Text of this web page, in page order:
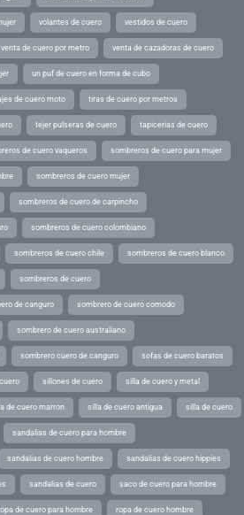
volantes de cuero vestidos de cuero
venta de cuero por metro venta de cazadoras de cuero
un puf de cuero en forma de cubo
de cuero moto tiras de cuero por metros
tejer pulseras de cuero tapicerias de cuero
de cuero vaqueros sombreros de cuero para mujer
sombreros de cuero mujer
sombreros de cuero de carpincho
sombreros de cuero colombiano
sombreros de cuero chile sombreros de cuero blanco
sombreros de cuero
de canguro sombrero de cuero comodo
sombrero de cuero australiano
sombrero cuero de canguro sofas de cuero baratos
sillones de cuero silla de cuero y metal
de cuero marron silla de cuero antigua silla de cuero
sandalias de cuero para hombre
sandalias de cuero hombre sandalias de cuero hippies
sandalias de cuero saco de cuero para hombre
de cuero para hombre ropa de cuero hombre